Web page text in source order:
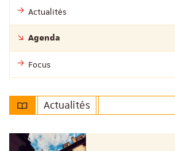
Actualités
Agenda
Focus
Actualités